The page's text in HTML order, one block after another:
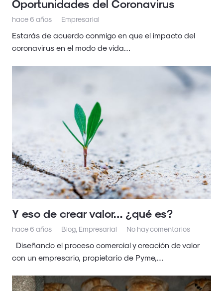
Oportunidades del Coronavirus
hace 6 años Empresarial
Estarás de acuerdo conmigo en que el impacto del
coronavirus en el modo de vida…
Y eso de crear valor… ¿qué es?
hace 6 años Blog, Empresarial No hay comentarios
Diseñando el proceso comercial y creación de valor
con un empresario, propietario de Pyme,…